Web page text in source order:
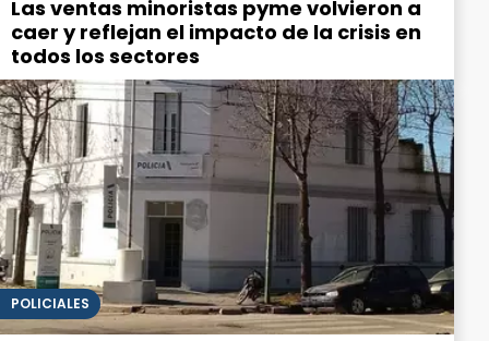
Las ventas minoristas pyme volvieron a
caer y reflejan el impacto de la crisis en
todos los sectores
POLICIALES